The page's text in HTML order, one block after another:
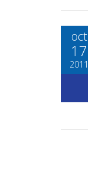
oct
17
2011